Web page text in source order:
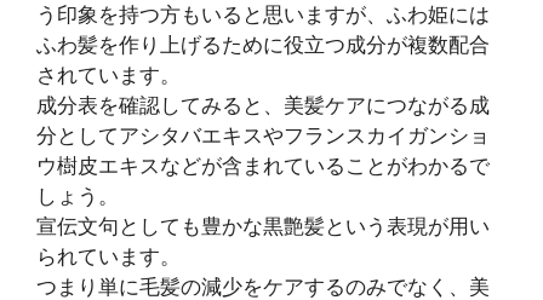
う印象を持つ方もいると思いますが、ふわ姫には
ふわ髪を作り上げるために役立つ成分が複数配合
されています。
成分表を確認してみると、美髪ケアにつながる成
分としてアシタバエキスやフランスカイガンショ
ウ樹皮エキスなどが含まれていることがわかるで
しょう。
宣伝文句としても豊かな黒艶髪という表現が用い
られています。
つまり単に毛髪の減少をケアするのみでなく、美